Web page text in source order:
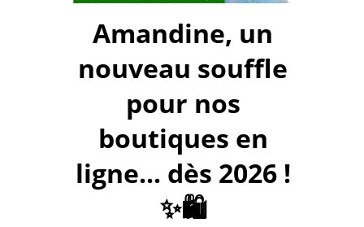
Amandine, un
nouveau souffle
pour nos
boutiques en
ligne... dès 2026 !
✨🛍️